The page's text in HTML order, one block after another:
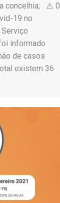
concelhia; ⚠️ 0
19 no
informado
de casos
existem 36